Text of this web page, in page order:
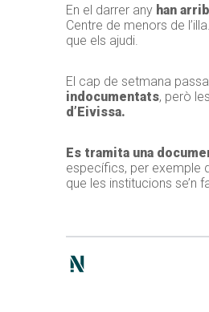
En el darrer any han
Centre de menors de
que els ajudi.
El cap de setmana
indocumentats, però
d’Eivissa.
Es tramita una
específics, per exemple
que les institucions se’n